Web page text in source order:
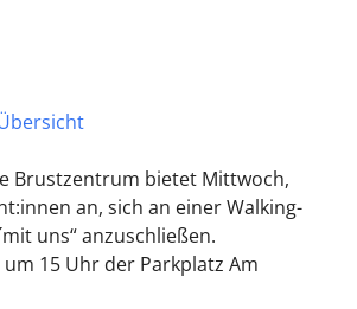
Brustzentrum bietet Mittwoch,
an, sich an einer Walking-
uns“ anzuschließen.
15 Uhr der Parkplatz Am